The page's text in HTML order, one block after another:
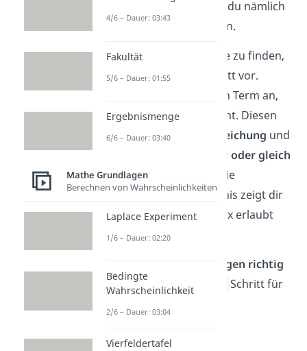
negativen Zahlen kannst du nämlich
keine reelle Wurzel ziehen.
Um die Definitionsmenge zu finden,
gehst du Schritt für Schritt vor.
Zuerst schaust du dir den Term an,
der unter der Wurzel steht. Diesen
Teil setzt du in eine
Ungleichung und
größer oder gleich
nullist. Danach löst du die
Ungleichung. Das Ergebnis zeigt dir
genau, welche Werte für x erlaubt
sind.
Ungleichungen richtig
löst, erklären wir dir
Schritt für
4/6 – Dauer: 03:43
Fakultät
5/6 – Dauer: 01:55
Ergebnismenge
6/6 – Dauer: 03:40
Mathe Grundlagen
Berechnen von Wahrscheinlichkeiten
Laplace Experiment
1/6 – Dauer: 02:20
Bedingte
Wahrscheinlichkeit
2/6 – Dauer: 03:04
Vierfeldertafel